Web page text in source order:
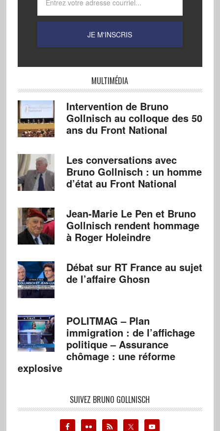
MULTIMÉDIA
Intervention de Bruno
Gollnisch au colloque des 50
ans du Front National
Les conversations avec
Bruno Gollnisch : un homme
d’état au Front National
Jean-Marie Le Pen et Bruno
Gollnisch rendent hommage
à Roger Holeindre
Débat sur RT France au sujet
de l’affaire Ghosn
POLITMAG – Plan
immigration : de l’affichage
politique – Assurance
chômage : une réforme
explosive
SUIVEZ BRUNO GOLLNISCH